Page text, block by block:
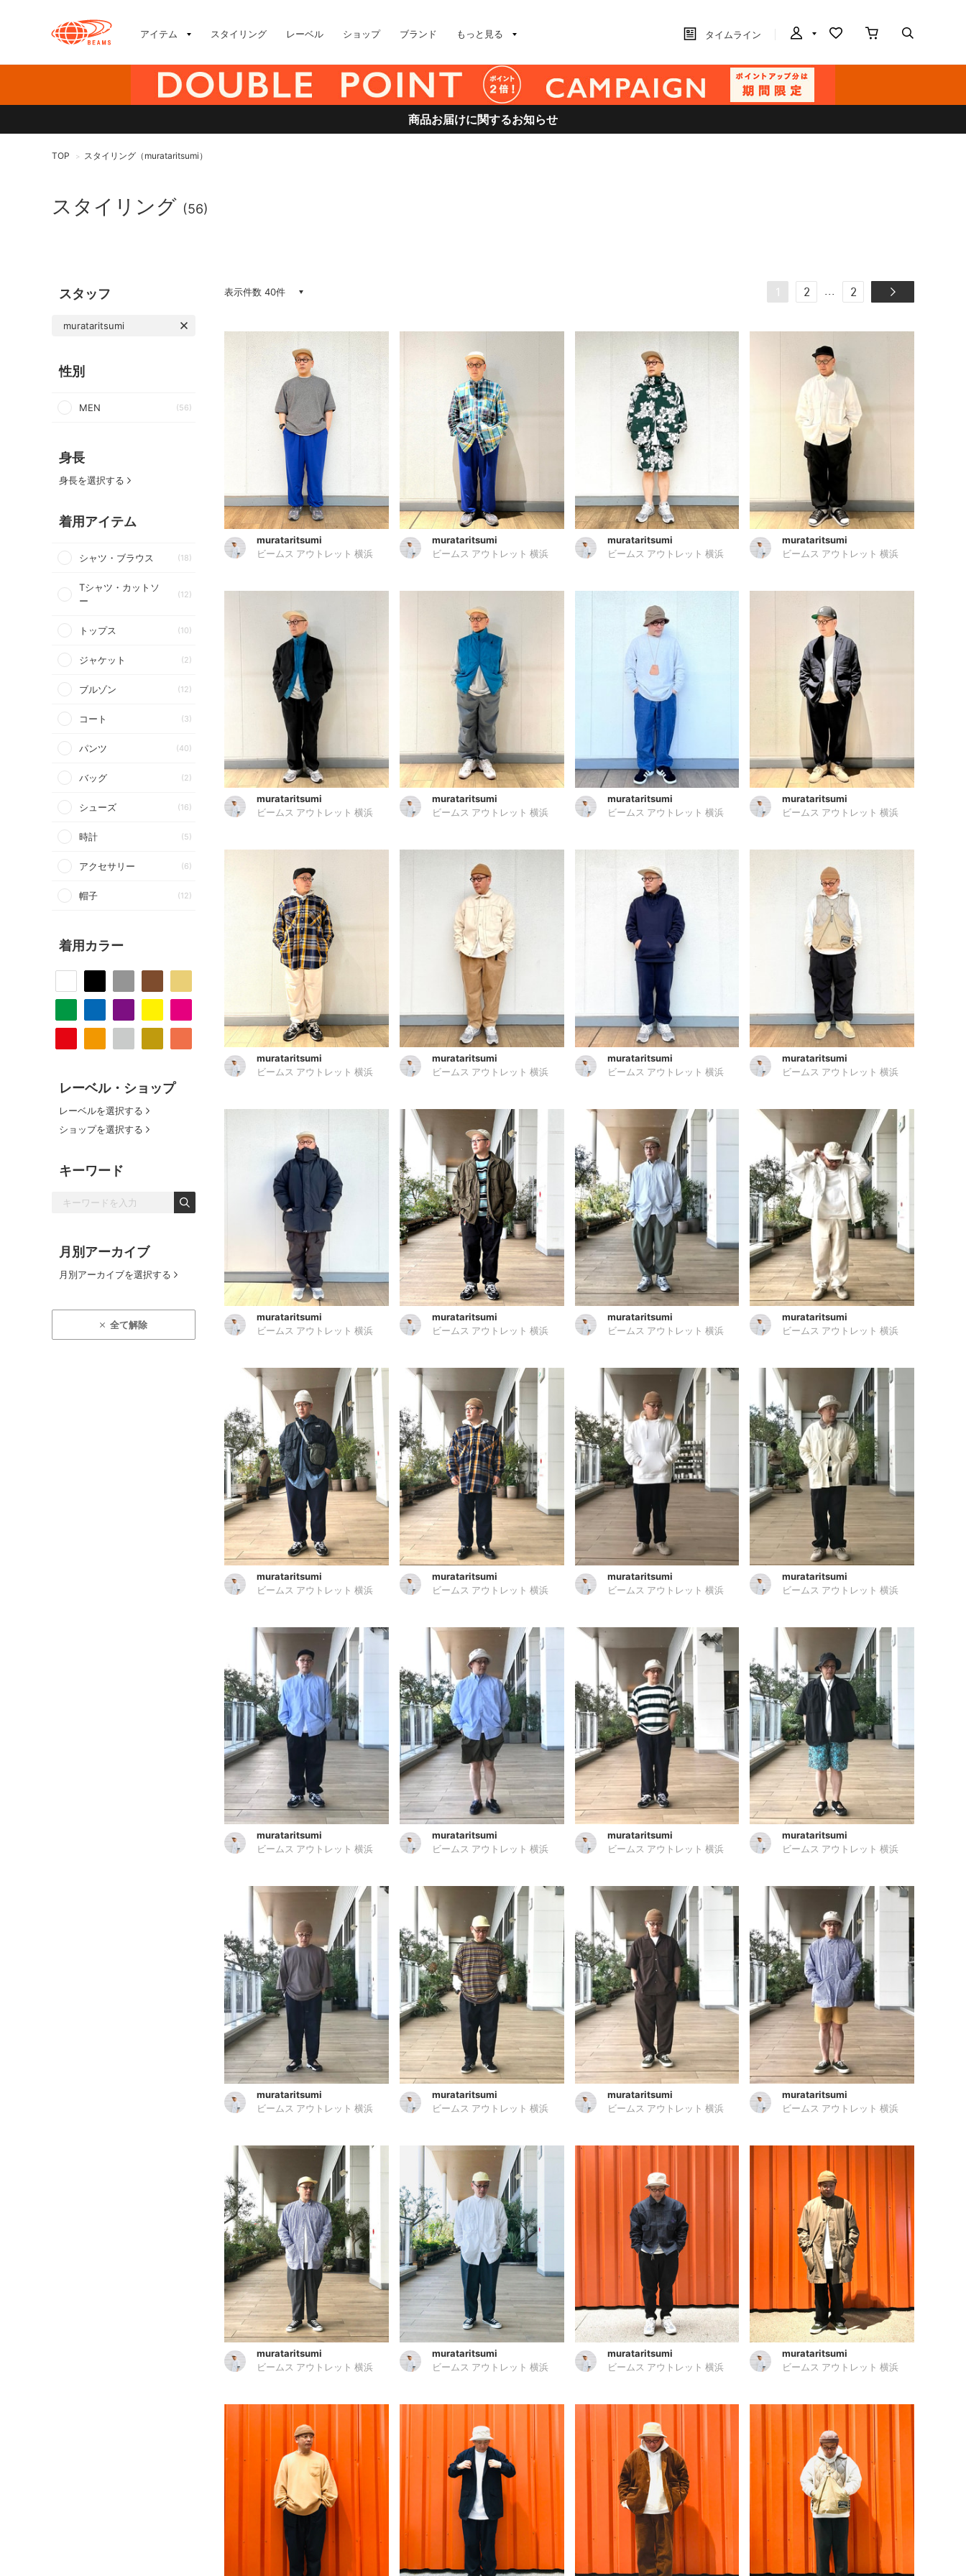
アイテム スタイリング レーベル ショップ ブランド もっと見る タイムライン
商品お届けに関するお知らせ
TOP > スタイリング（murataritsumi）
スタイリング (56)
スタッフ
murataritsumi
性別
MEN (56)
身長
身長を選択する
着用アイテム
シャツ・ブラウス (18)
Tシャツ・カットソ
ー
(12)
トップス (10)
ジャケット (2)
ブルゾン (12)
コート (3)
パンツ (40)
バッグ (2)
シューズ (16)
時計 (5)
アクセサリー (6)
帽子 (12)
着用カラー
レーベル・ショップ
レーベルを選択する
ショップを選択する
キーワード
月別アーカイブ
月別アーカイブを選択する
全て解除
表示件数 40件 1 2 ... 2
murataritsumi
ビームス アウトレット 横浜
murataritsumi
ビームス アウトレット 横浜
murataritsumi
ビームス アウトレット 横浜
murataritsumi
ビームス アウトレット 横浜
murataritsumi
ビームス アウトレット 横浜
murataritsumi
ビームス アウトレット 横浜
murataritsumi
ビームス アウトレット 横浜
murataritsumi
ビームス アウトレット 横浜
murataritsumi
ビームス アウトレット 横浜
murataritsumi
ビームス アウトレット 横浜
murataritsumi
ビームス アウトレット 横浜
murataritsumi
ビームス アウトレット 横浜
murataritsumi
ビームス アウトレット 横浜
murataritsumi
ビームス アウトレット 横浜
murataritsumi
ビームス アウトレット 横浜
murataritsumi
ビームス アウトレット 横浜
murataritsumi
ビームス アウトレット 横浜
murataritsumi
ビームス アウトレット 横浜
murataritsumi
ビームス アウトレット 横浜
murataritsumi
ビームス アウトレット 横浜
murataritsumi
ビームス アウトレット 横浜
murataritsumi
ビームス アウトレット 横浜
murataritsumi
ビームス アウトレット 横浜
murataritsumi
ビームス アウトレット 横浜
murataritsumi
ビームス アウトレット 横浜
murataritsumi
ビームス アウトレット 横浜
murataritsumi
ビームス アウトレット 横浜
murataritsumi
ビームス アウトレット 横浜
murataritsumi
ビームス アウトレット 横浜
murataritsumi
ビームス アウトレット 横浜
murataritsumi
ビームス アウトレット 横浜
murataritsumi
ビームス アウトレット 横浜